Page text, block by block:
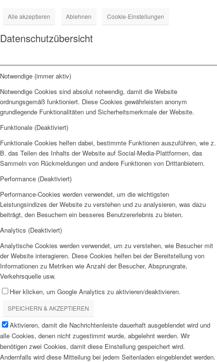
Alle akzeptieren Ablehnen Cookie-Einstellungen
Datenschutzübersicht
Notwendige (immer aktiv)
Notwendige Cookies sind absolut notwendig, damit die Website
ordnungsgemäß funktioniert. Diese Cookies gewährleisten anonym
grundlegende Funktionalitäten und Sicherheitsmerkmale der Website.
Funktionale (Deaktiviert)
Funktionale Cookies helfen dabei, bestimmte Funktionen auszuführen, wie z.
B. das Teilen des Inhalts der Website auf Social-Media-Plattformen, das
Sammeln von Rückmeldungen und andere Funktionen von Drittanbietern.
Performance (Deaktiviert)
Performance-Cookies werden verwendet, um die wichtigsten
Leistungsindizes der Website zu verstehen und zu analysieren, was dazu
beiträgt, den Besuchern ein besseres Benutzererlebnis zu bieten.
Analytics (Deaktiviert)
Analytische Cookies werden verwendet, um zu verstehen, wie Besucher mit
der Website interagieren. Diese Cookies helfen bei der Bereitstellung von
Informationen zu Metriken wie Anzahl der Besucher, Absprungrate,
Verkehrsquelle usw.
Hier klicken, um Google Analytics zu aktivieren/deaktivieren.
SPEICHERN & AKZEPTIEREN
Aktivieren, damit die Nachrichtenleiste dauerhaft ausgeblendet wird und
alle Cookies, denen nicht zugestimmt wurde, abgelehnt werden. Wir
benötigen zwei Cookies, damit diese Einstellung gespeichert wird.
Andernfalls wird diese Mitteilung bei jedem Seitenladen eingeblendet werden.